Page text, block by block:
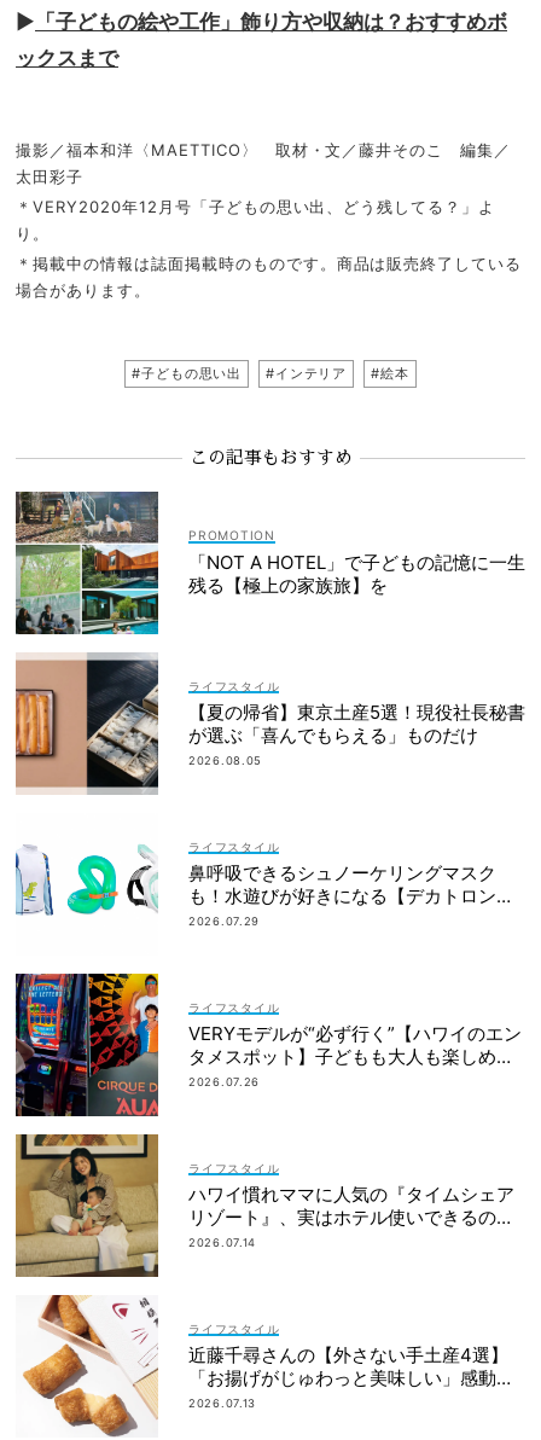
▶︎ 「子どもの絵や工作」飾り方や収納は？おすすめボ
ックスまで
撮影／福本和洋〈MAETTICO〉 取材・文／藤井そのこ 編集／
太田彩子
＊VERY2020年12月号「子どもの思い出、どう残してる？」よ
り。
＊掲載中の情報は誌面掲載時のものです。商品は販売終了している
場合があります。
#子どもの思い出 #インテリア #絵本
この記事もおすすめ
「NOT A HOTEL」で子どもの記憶に一生
残る【極上の家族旅】を
ライフスタイル
【夏の帰省】東京土産5選！現役社長秘書
が選ぶ「喜んでもらえる」ものだけ
2026.08.05
ライフスタイル
鼻呼吸できるシュノーケリングマスク
も！水遊びが好きになる【デカトロン】
の優秀グッズ13選
2026.07.29
ライフスタイル
VERYモデルが“必ず行く”【ハワイのエン
タメスポット】子どもも大人も楽しめる
ものって？
2026.07.26
ライフスタイル
ハワイ慣れママに人気の『タイムシェア
リゾート』、実はホテル使いできるの知
ってた？
2026.07.14
ライフスタイル
近藤千尋さんの【外さない手土産4選】
「お揚げがじゅわっと美味しい」感動も
のの逸品とは？
2026.07.13